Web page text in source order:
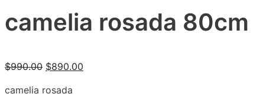
camelia rosada 80cm
$990.00 $890.00
camelia rosada